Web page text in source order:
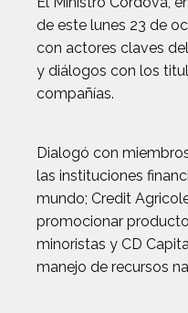
de este lunes 23 de
con actores claves
y diálogos con los
compañías.
Dialogó con
las instituciones
mundo; Credit
promocionar
minoristas y CD
manejo de recursos